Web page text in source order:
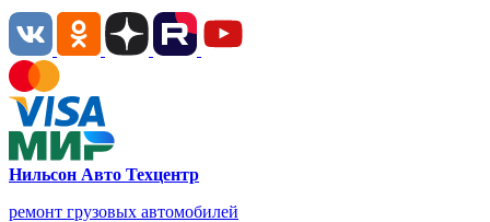
Нильсон Авто Техцентр
ремонт грузовых автомобилей